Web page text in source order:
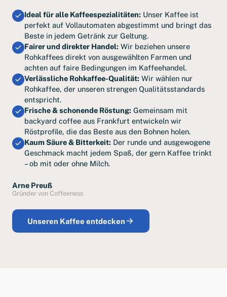
Ideal für alle Kaffeespezialitäten: Unser Kaffee ist
perfekt auf Vollautomaten abgestimmt und bringt das
Beste in jedem Getränk zur Geltung.
Fairer und direkter Handel: Wir beziehen unsere
Rohkaffees direkt von ausgewählten Farmen und
achten auf faire Bedingungen im Kaffeehandel.
Verlässliche Rohkaffee-Qualität: Wir wählen nur
Rohkaffee, der unseren strengen Qualitätsstandards
entspricht.
Frische & schonende Röstung: Gemeinsam mit
backyard coffee aus Frankfurt entwickeln wir
Röstprofile, die das Beste aus den Bohnen holen.
Kaum Säure & Bitterkeit: Der runde und ausgewogene
Geschmack macht jedem Spaß, der gern Kaffee trinkt
– ob mit oder ohne Milch.
Arne Preuß
Gründer von Coffeeness
Unseren Kaffee entdecken